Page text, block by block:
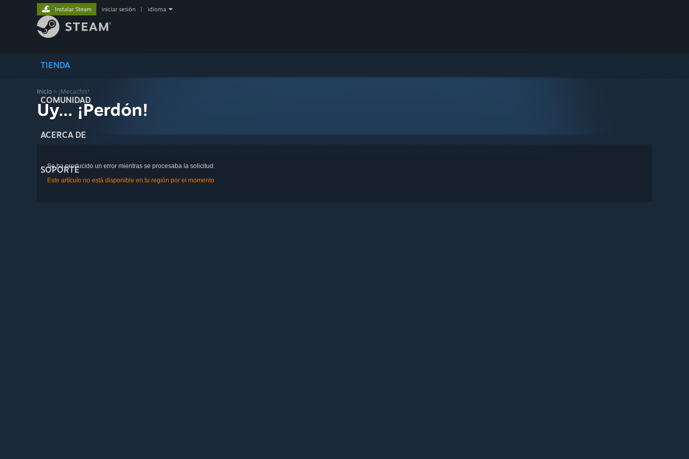
TIENDA
COMUNIDAD
ACERCA DE
SOPORTE
Instalar Steam iniciar sesión idioma
Inicio > ¡Mecachis!
Uy... ¡Perdón!
Se ha producido un error mientras se procesaba la solicitud:
Este artículo no está disponible en tu región por el momento